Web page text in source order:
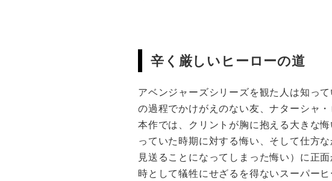
辛く厳しいヒーローの道
アベンジャーズシリーズを観た人は知っ
の過程でかけがえのない友、ナターシャ・
本作では、クリントが胸に抱える大きな
っていた時期に対する悔い、そして仕方
見送ることになってしまった悔い）に正
時として犠牲にせざるを得ないスーパー